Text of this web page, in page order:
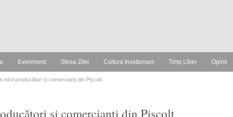
Eveniment Stirea Zilei Cultura Invatamant Timp Liber Opinii
micii producători și comercianți din Pișcolt
și comercianți din Pișcolt